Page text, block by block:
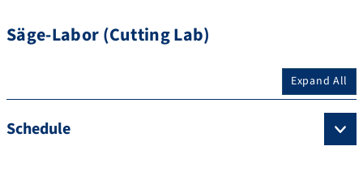
Säge-Labor (Cutting Lab)
Expand All
Schedule